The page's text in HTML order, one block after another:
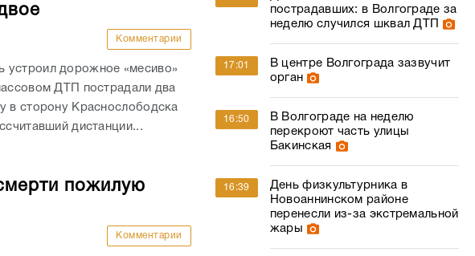
Комментарии
устроил дорожное «месиво»
ДТП пострадали два
в сторону Краснослободска
дистанции...
пожилую
Комментарии
пострадавших: в Волгограде за
неделю случился шквал ДТП
17:01
В центре Волгограда зазвучит
орган
16:50
В Волгограде на неделю
перекроют часть улицы
Бакинская
16:39
День физкультурника в
Новоаннинском районе
перенесли из-за экстремальной
жары